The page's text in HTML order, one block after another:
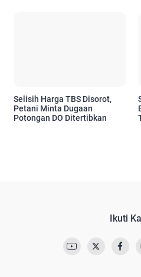
Selisih Harga TBS Disorot,
Petani Minta Dugaan
Potongan DO Ditertibkan
Ikuti